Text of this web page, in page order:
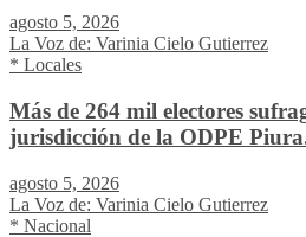
agosto 5, 2026
La Voz de: Varinia Cielo Gutierrez
* Locales
Más de 264 mil electores
jurisdicción de la ODPE
agosto 5, 2026
La Voz de: Varinia Cielo Gutierrez
* Nacional